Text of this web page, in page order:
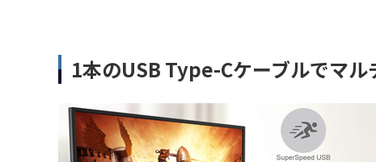
1本のUSB Type-Cケーブルでマル